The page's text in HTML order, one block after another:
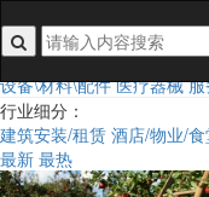
行业类目：
全部 食品日用百货3C/手
设备\材料\配件医疗器械
行业细分：
建筑安装/租赁 酒店/物业/
最新 最热